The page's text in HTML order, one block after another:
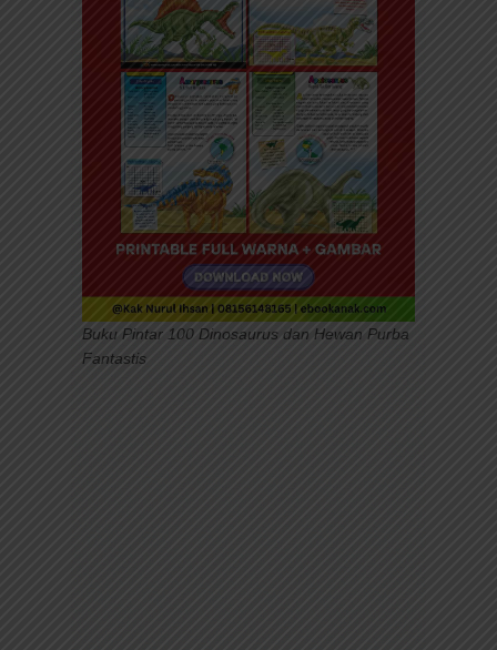
Buku Pintar 100 Dinosaurus dan Hewan Purba
Fantastis